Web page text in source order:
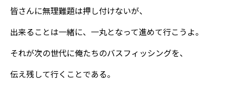
皆さんに無理難題は押し付けないが、
出来ることは一緒に、一丸となって進めて行こうよ。
それが次の世代に俺たちのバスフィッシングを、
伝え残して行くことである。